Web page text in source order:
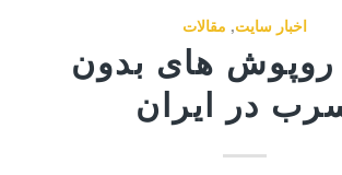
اخبار سایت, مقالات
روپوش های بدون
در ایران